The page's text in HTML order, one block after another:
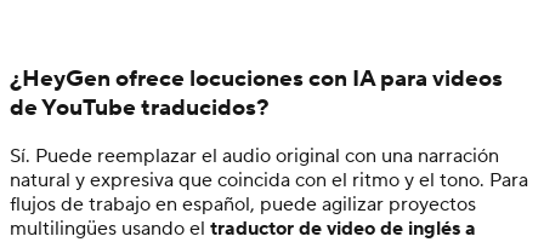
¿HeyGen ofrece locuciones con IA para videos
de YouTube traducidos?
Sí. Puede reemplazar el audio original con una narración
natural y expresiva que coincida con el ritmo y el tono. Para
flujos de trabajo en español, puede agilizar proyectos
multilingües usando el traductor de video de inglés a